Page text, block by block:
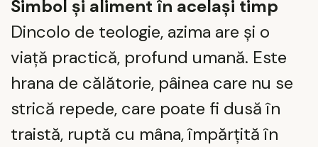
Simbol și aliment în același timp
Dincolo de teologie, azima are și o
viață practică, profund umană. Este
hrana de călătorie, pâinea care nu se
strică repede, care poate fi dusă în
traistă, ruptă cu mâna, împărțită în